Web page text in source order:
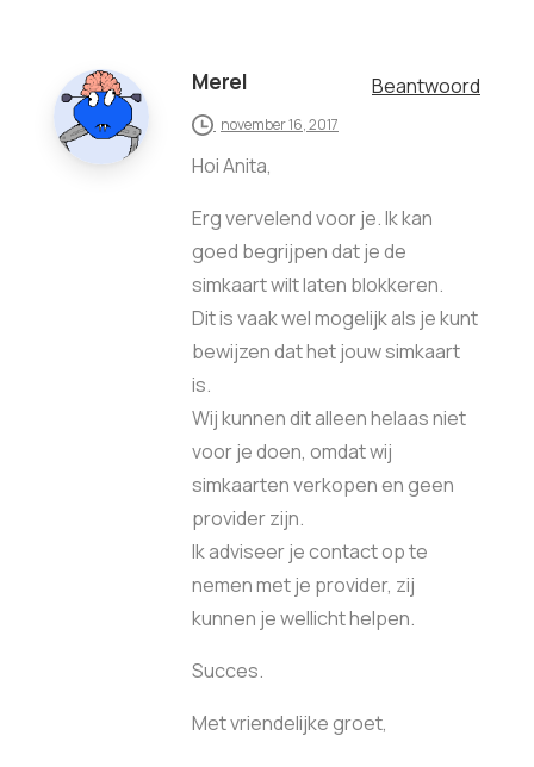
Merel Beantwoord
november 16, 2017
Hoi Anita,
Erg vervelend voor je. Ik kan
goed begrijpen dat je de
simkaart wilt laten blokkeren.
Dit is vaak wel mogelijk als je kunt
bewijzen dat het jouw simkaart
is.
Wij kunnen dit alleen helaas niet
voor je doen, omdat wij
simkaarten verkopen en geen
provider zijn.
Ik adviseer je contact op te
nemen met je provider, zij
kunnen je wellicht helpen.
Succes.
Met vriendelijke groet,